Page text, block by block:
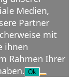
Medien,
Partner
mit
ihnen
Rahmen Ihrer
Ok